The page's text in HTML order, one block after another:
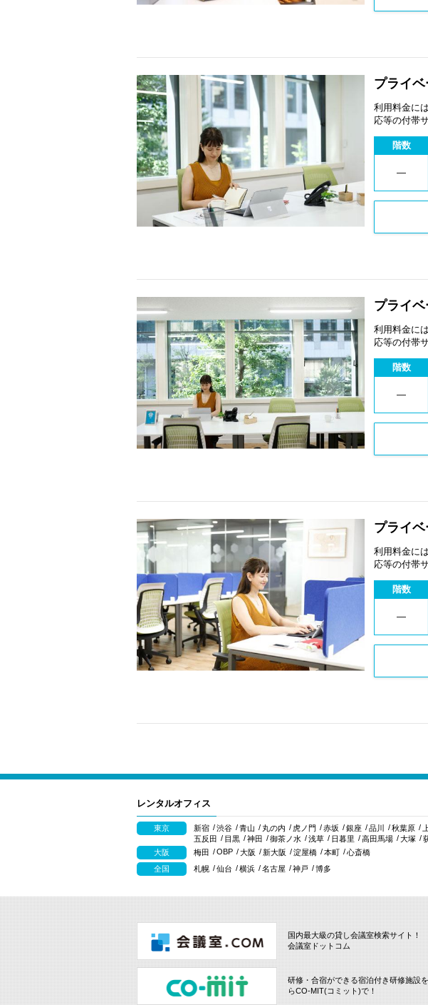
プライベ
利用料金に
応等の付帯
階数
―
プライベ
利用料金に
応等の付帯
階数
―
プライベ
利用料金に
応等の付帯
階数
―
レンタルオフィス
東京 新宿 渋谷 青山 丸の内 虎ノ門 赤坂 銀座 品川 秋葉原
五反田
目黒 神田 御茶ノ水 浅草 日暮里 高田馬場 大塚
大阪
梅田 OBP 大阪 新大阪 淀屋橋 本町
心斎橋
全国
札幌 仙台 横浜 名古屋 神戸 博多
国内最大級の貸し会議室検索サイト！
会議室ドットコム
研修・合宿ができる宿泊付き研修施設
らCO-MIT(コミット)で！